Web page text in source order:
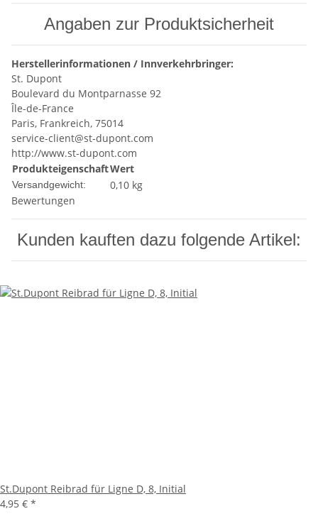
Angaben zur Produktsicherheit
Herstellerinformationen / Innverkehrbringer:
St. Dupont
Boulevard du Montparnasse 92
Île-de-France
Paris, Frankreich, 75014
service-client@st-dupont.com
http://www.st-dupont.com
ProdukteigenschaftWert
Versandgewicht:
0,10 kg
Bewertungen
Kunden kauften dazu folgende Artikel:
St.Dupont Reibrad für Ligne D, 8, Initial
4,95 € *